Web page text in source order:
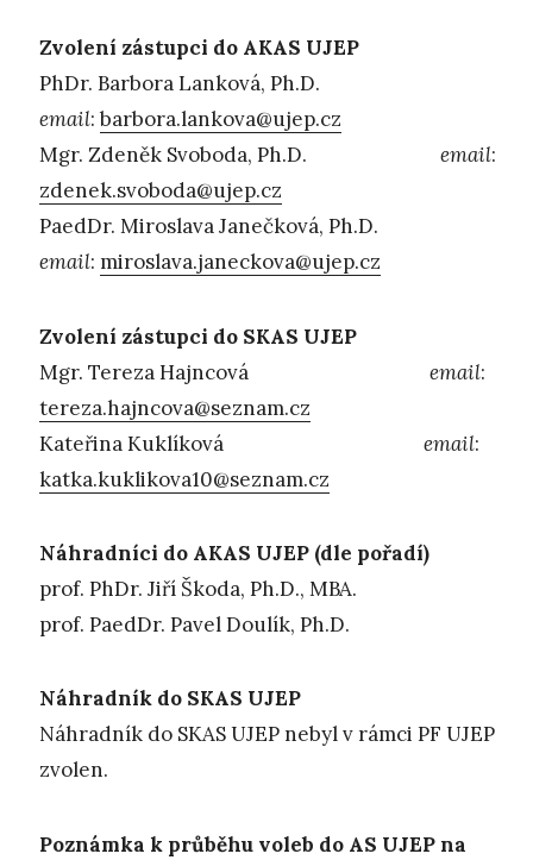
Zvolení zástupci do AKAS UJEP
PhDr. Barbora Lanková, Ph.D.
email:barbora.lankova@ujep.cz
Mgr. Zdeněk Svoboda, Ph.D. email:
zdenek.svoboda@ujep.cz
PaedDr. Miroslava Janečková, Ph.D.
email: miroslava.janeckova@ujep.cz
Zvolení zástupci do SKAS UJEP
Mgr. Tereza Hajncová email:
tereza.hajncova@seznam.cz
Kateřina Kuklíková email:
katka.kuklikova10@seznam.cz
Náhradníci do AKAS UJEP (dle pořadí)
prof. PhDr. Jiří Škoda, Ph.D., MBA.
prof. PaedDr. Pavel Doulík, Ph.D.
Náhradník do SKAS UJEP
Náhradník do SKAS UJEP nebyl v rámci PF UJEP
zvolen.
Poznámka k průběhu voleb do AS UJEP na